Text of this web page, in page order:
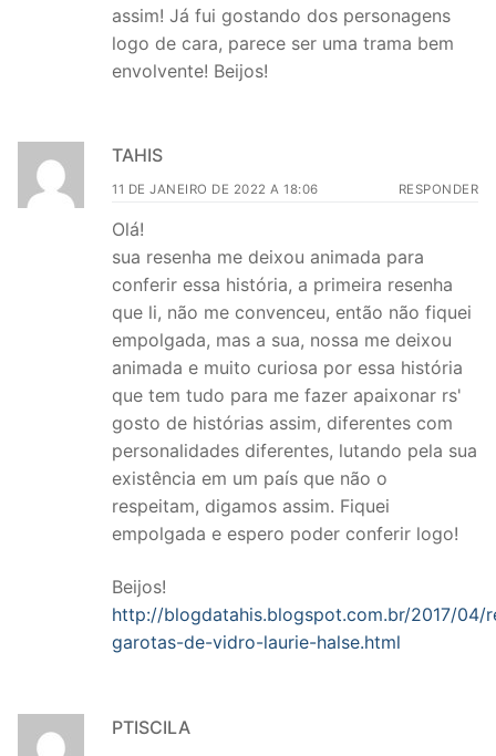
assim! Já fui gostando dos personagens
logo de cara, parece ser uma trama bem
envolvente! Beijos!
TAHIS
11 DE JANEIRO DE 2022 A 18:06 RESPONDER
Olá!
sua resenha me deixou animada para
conferir essa história, a primeira resenha
que li, não me convenceu, então não fiquei
empolgada, mas a sua, nossa me deixou
animada e muito curiosa por essa história
que tem tudo para me fazer apaixonar rs'
gosto de histórias assim, diferentes com
personalidades diferentes, lutando pela sua
existência em um país que não o
respeitam, digamos assim. Fiquei
empolgada e espero poder conferir logo!
Beijos!
http://blogdatahis.blogspot.com.br/2017/04/
garotas-de-vidro-laurie-halse.html
PTISCILA